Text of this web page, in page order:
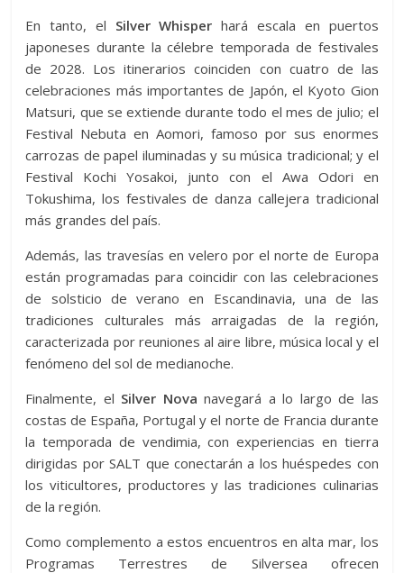
En tanto, el Silver Whisper hará escala en puertos
japoneses durante la célebre temporada de festivales
de 2028. Los itinerarios coinciden con cuatro de las
celebraciones más importantes de Japón, el Kyoto Gion
Matsuri, que se extiende durante todo el mes de julio; el
Festival Nebuta en Aomori, famoso por sus enormes
carrozas de papel iluminadas y su música tradicional; y el
Festival Kochi Yosakoi, junto con el Awa Odori en
Tokushima, los festivales de danza callejera tradicional
más grandes del país.
Además, las travesías en velero por el norte de Europa
están programadas para coincidir con las celebraciones
de solsticio de verano en Escandinavia, una de las
tradiciones culturales más arraigadas de la región,
caracterizada por reuniones al aire libre, música local y el
fenómeno del sol de medianoche.
Finalmente, el Silver Nova navegará a lo largo de las
costas de España, Portugal y el norte de Francia durante
la temporada de vendimia, con experiencias en tierra
dirigidas por SALT que conectarán a los huéspedes con
los viticultores, productores y las tradiciones culinarias
de la región.
Como complemento a estos encuentros en alta mar, los
Programas Terrestres de Silversea ofrecen